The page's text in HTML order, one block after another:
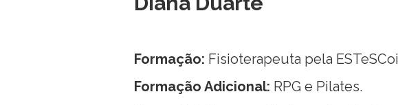
Formação: Fisioterapeuta pela
Formação Adicional: RPG e Pilates.